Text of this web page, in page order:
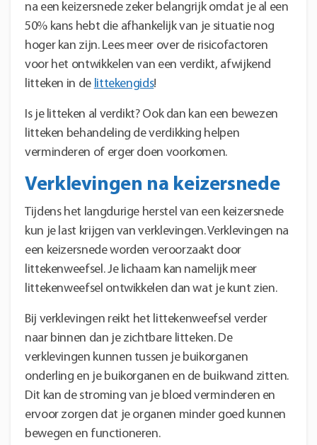
na een keizersnede zeker belangrijk omdat je al een
50% kans hebt die afhankelijk van je situatie nog
hoger kan zijn. Lees meer over de risicofactoren
voor het ontwikkelen van een verdikt, afwijkend
litteken in de littekengids!
Is je litteken al verdikt? Ook dan kan een bewezen
litteken behandeling de verdikking helpen
verminderen of erger doen voorkomen.
Verklevingen na keizersnede
Tijdens het langdurige herstel van een keizersnede
kun je last krijgen van verklevingen. Verklevingen na
een keizersnede worden veroorzaakt door
littekenweefsel. Je lichaam kan namelijk meer
littekenweefsel ontwikkelen dan wat je kunt zien.
Bij verklevingen reikt het littekenweefsel verder
naar binnen dan je zichtbare litteken. De
verklevingen kunnen tussen je buikorganen
onderling en je buikorganen en de buikwand zitten.
Dit kan de stroming van je bloed verminderen en
ervoor zorgen dat je organen minder goed kunnen
bewegen en functioneren.